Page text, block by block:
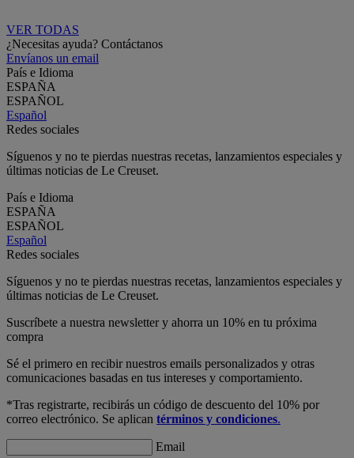
VER TODAS
¿Necesitas ayuda? Contáctanos
Envíanos un email
País e Idioma
ESPAÑA
ESPAÑOL
Español
Redes sociales
Síguenos y no te pierdas nuestras recetas, lanzamientos especiales y
últimas noticias de Le Creuset.
País e Idioma
ESPAÑA
ESPAÑOL
Español
Redes sociales
Síguenos y no te pierdas nuestras recetas, lanzamientos especiales y
últimas noticias de Le Creuset.
Suscríbete a nuestra newsletter y ahorra un 10% en tu próxima
compra
Sé el primero en recibir nuestros emails personalizados y otras
comunicaciones basadas en tus intereses y comportamiento.
*Tras registrarte, recibirás un código de descuento del 10% por
correo electrónico. Se aplican términos y condiciones.
Email